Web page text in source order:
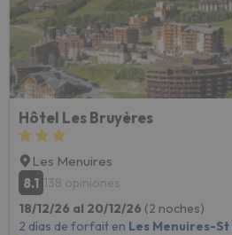
Hôtel Les Bruyères
Les Menuires
8.1 138 opiniones
18/12/26 al 20/12/26 (2 noches)
2 días de forfait en Les Menuires-